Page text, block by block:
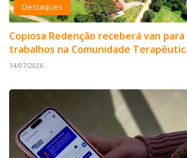
Destaques
Copiosa Redenção receberá van
trabalhos na Comunidade
14/07/2026